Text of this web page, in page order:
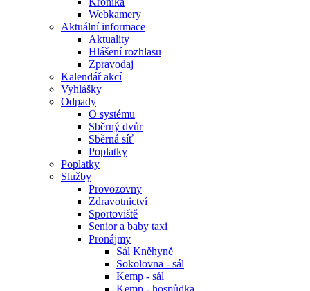
Webkamery
Aktuální informace
Aktuality
Hlášení rozhlasu
Zpravodaj
Kalendář akcí
Vyhlášky
Odpady
O systému
Sběrný dvůr
Sběrná síť
Poplatky
Poplatky
Služby
Provozovny
Zdravotnictví
Sportoviště
Senior a baby taxi
Pronájmy
Sál Kněhyně
Sokolovna - sál
Kemp - sál
Kemp - hospůdka